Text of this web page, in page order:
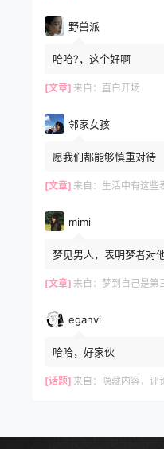
野兽派
哈哈?，这个好啊
[文章] 来自： 直白开场
邻家女孩
愿我们都能够慎重对待
[文章] 来自： 生活中有这些表现的女人
mimi
梦见男人，表明梦者对
[文章] 来自： 梦到自己是第
eganvi
哈哈，好家伙
[话题] 来自： 隐藏内容，评